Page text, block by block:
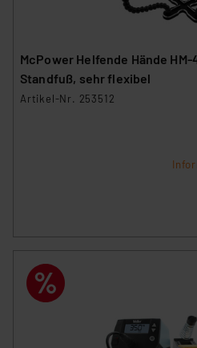
McPower Helfende Hände
Standfuß, sehr flexibel
Artikel-Nr. 253512